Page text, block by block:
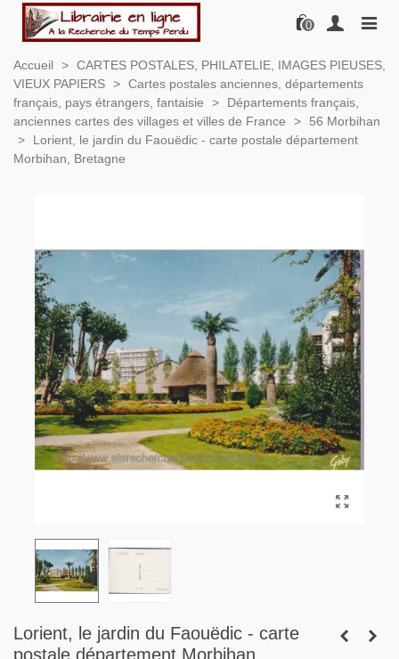
0
Accueil > CARTES POSTALES, PHILATELIE, IMAGES PIEUSES,
VIEUX PAPIERS > Cartes postales anciennes, départements
français, pays étrangers, fantaisie
>
Départements français,
anciennes cartes des villages et villes de France
>
56 Morbihan
>
Lorient, le jardin du Faouëdic - carte postale département
Morbihan, Bretagne
Lorient, le jardin du Faouëdic - carte
postale département Morbihan,